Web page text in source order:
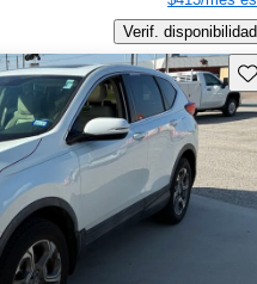
Verif. disponibilidad